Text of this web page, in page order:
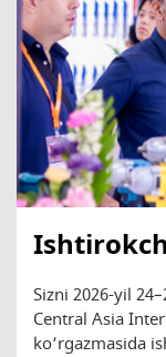
Sizni 2026-yil
Central Asia
ko‘rgazmasida